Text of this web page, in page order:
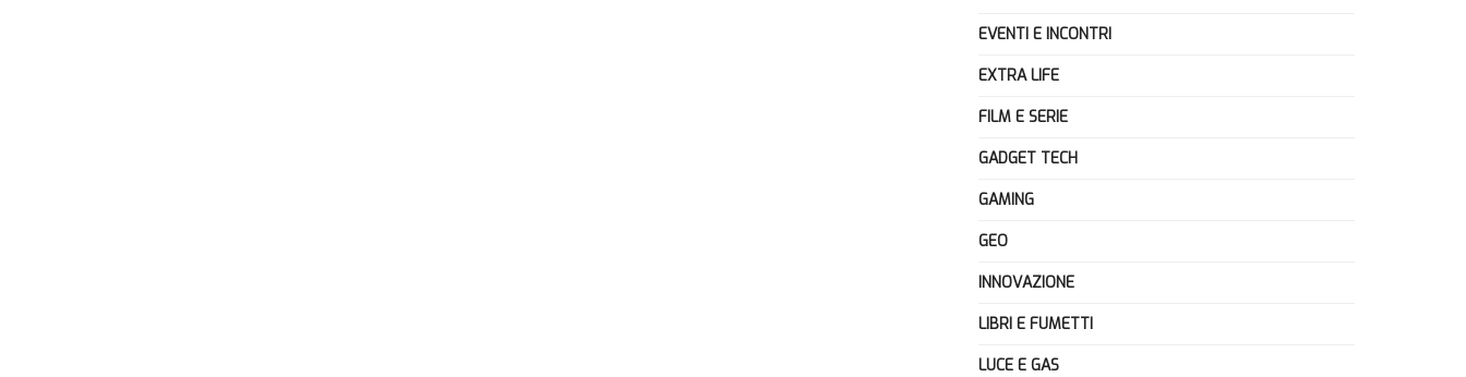
EVENTI E INCONTRI
EXTRA LIFE
FILM E SERIE
GADGET TECH
GAMING
GEO
INNOVAZIONE
LIBRI E FUMETTI
LUCE E GAS